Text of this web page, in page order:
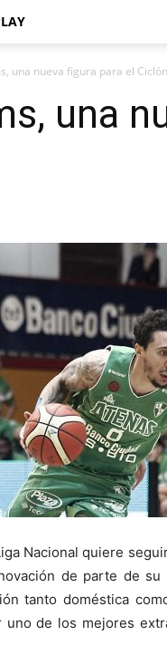
una nueva figura para el Ciclón
una
Nacional quiere
de parte de
tanto doméstica
de los mejores